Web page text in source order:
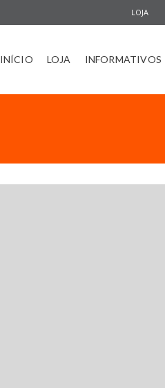
LOJA
INÍCIO LOJA INFORMATIVOS